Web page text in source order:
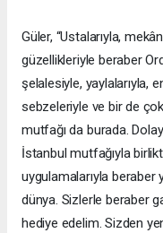
Güler, “Ustalarıyla,
güzellikleriyle beraber
şelalesiyle, yaylalarıyla,
sebzeleriyle ve bir de
mutfağı da burada.
İstanbul mutfağıyla
uygulamalarıyla beraber
dünya. Sizlerle beraber
hediye edelim. Sizden